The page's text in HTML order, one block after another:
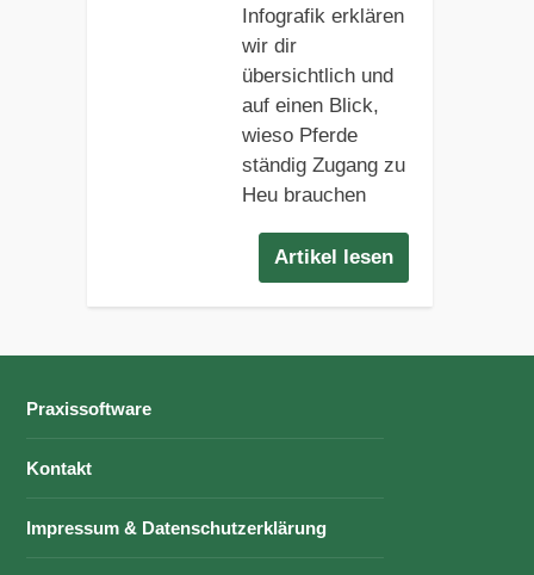
Infografik erklären
wir dir
übersichtlich und
auf einen Blick,
wieso Pferde
ständig Zugang zu
Heu brauchen
Artikel lesen
Praxissoftware
Kontakt
Impressum & Datenschutzerklärung